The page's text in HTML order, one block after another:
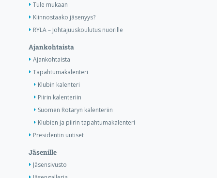
Tule mukaan
Kiinnostaako jäsenyys?
RYLA – Johtajuuskoulutus nuorille
Ajankohtaista
Ajankohtaista
Tapahtumakalenteri
Klubin kalenteri
Piirin kalenteriin
Suomen Rotaryn kalenteriin
Klubien ja piirin tapahtumakalenteri
Presidentin uutiset
Jäsenille
Jäsensivusto